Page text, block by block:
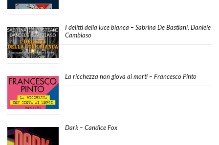
I delitti della luce bianca – Sabrina De Bastiani, Daniele
Cambiaso
La ricchezza non giova ai morti – Francesco Pinto
Dark – Candice Fox